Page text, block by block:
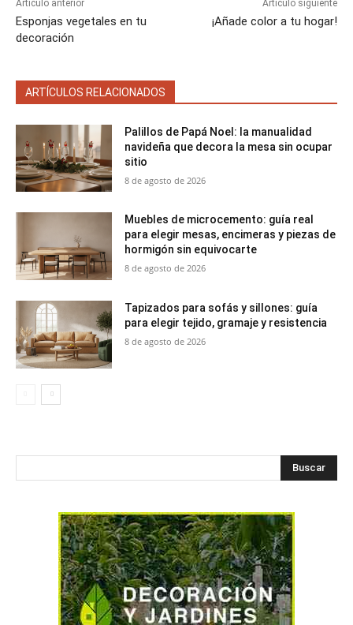
Artículo anterior
Esponjas vegetales en tu
decoración
Artículo siguiente
¡Añade color a tu hogar!
ARTÍCULOS RELACIONADOS
Palillos de Papá Noel: la manualidad
navideña que decora la mesa sin ocupar
sitio
8 de agosto de 2026
Muebles de microcemento: guía real
para elegir mesas, encimeras y piezas de
hormigón sin equivocarte
8 de agosto de 2026
Tapizados para sofás y sillones: guía
para elegir tejido, gramaje y resistencia
8 de agosto de 2026
Buscar